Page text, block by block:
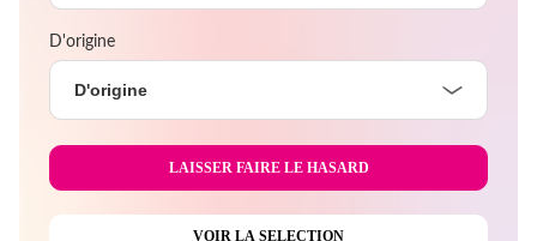
D'origine
D'origine